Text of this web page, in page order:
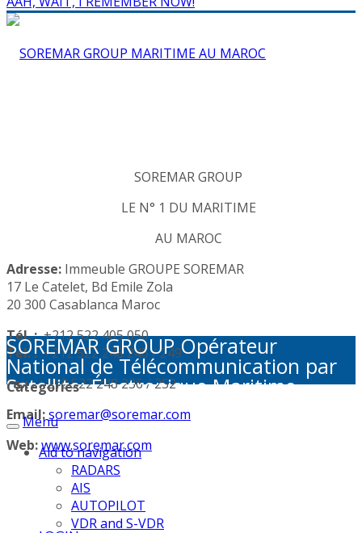
SOREMAR GROUP
LE N° 1 DU MARITIME
AU MAROC
Adresse: Immeuble GROUPE SOREMAR
17 Le Catelet, Bd Emile Zola
20 300 Casablanca Maroc
Tél. :+212 522 405 050
Tél. :+212 522 248 245 / 249
Fax :+212 522 248 236 / 252
Email:soremar@soremar.com
Web:www.soremar.com
SOREMAR GROUP Opérateur
National de Télécommunication par
Satellite: Électronique Maritime -
Activités Portuaires - Plaisance et
Sécurité en Mer - Télécommunication
par Satellite - Défense et sécurité -
Géolocalisation - Visioconférence
Categories
Menu
Aid to navigation
RADARS
AIS
AUTOPILOT
VDR and S-VDR